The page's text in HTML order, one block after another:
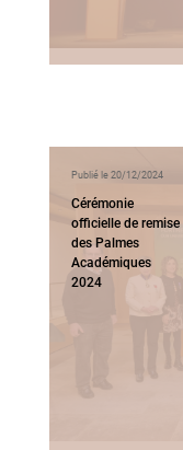
Publié le 20/12/2024
Cérémonie
officielle de remise
des Palmes
Académiques
2024